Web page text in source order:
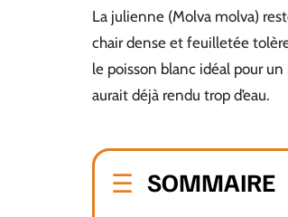
La julienne (Molva molva)
chair dense et feuilletée
le poisson blanc idéal pour
aurait déjà rendu trop d’eau.
SOMMAIRE